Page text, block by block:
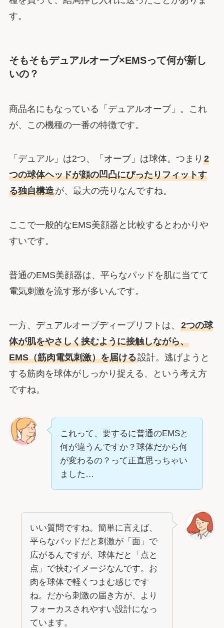
す。
そもそもデュアルオーブ×EMSって何が新し
いの？
商品名にもなっている「デュアルオーブ」。これ
が、この機種の一番の特徴です。
「デュアル」は2つ、「オーブ」は球体。つまり 2
つの球体ヘッドが顔の凹凸にぴったりフィットす
る独自構造が、最大の売りなんですね。
ここで一般的なEMS美顔器と比較するとわかりや
すいです。
普通のEMS美顔器は、平らなパッドを肌に当てて
電気刺激を流す形が多いんです。
一方、デュアルオーブディープリフトは、 2つの球
体が肌をやさしく挟むように接触しながら、
EMS（筋肉電気刺激）を届ける設計。逃げようと
する筋肉を球体がしっかり捉える、という考え方
ですね。
これって、要するに普通のEMSと
何が違うんですか？球体だから何
が変わるの？って正直思っちゃい
ました…
いい質問ですね。簡単に言えば、
平らなパッドだと刺激が「面」で
広がるんですが、球体だと「点と
点」で挟むイメージなんです。お
肉を球体で軽くつまむ感じです
ね。だから刺激の届き方が、より
フォーカスされやすい設計になっ
ています。